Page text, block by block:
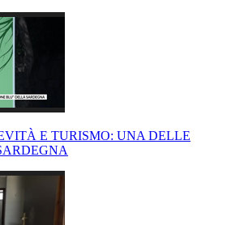
E TURISMO: UNA DELLE